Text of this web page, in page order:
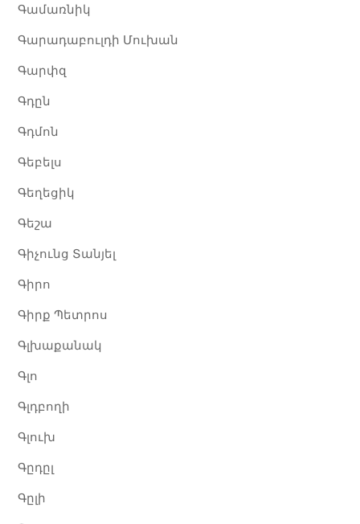
Գամառնիկ
Գարադաբուլդի Մուխան
Գարփզ
Գդըն
Գդմոն
Գեբելս
Գեղեցիկ
Գեշա
Գիչունց Տանյել
Գիրո
Գիրք Պետրոս
Գլխաքանակ
Գլո
Գլդբողի
Գլուխ
Գըդըլ
Գըլի